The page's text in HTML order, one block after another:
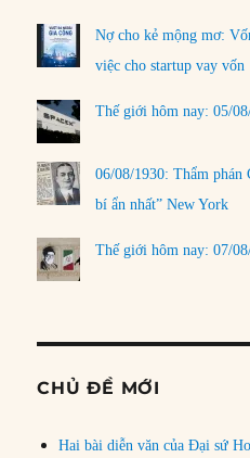
Nợ cho kẻ mộng mơ:
việc cho startup vay vốn
Thế giới hôm nay: 05/
06/08/1930: Thẩm phán
bí ẩn nhất” New York
Thế giới hôm nay: 07/
CHỦ ĐỀ MỚI
Hai bài diễn văn của Đại sứ